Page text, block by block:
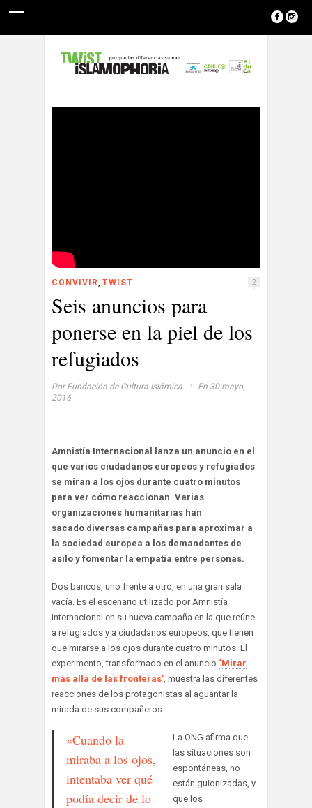
CONVIVIR, TWIST 2
Seis anuncios para
ponerse en la piel de los
refugiados
Por Fundación de Cultura Islámica ·
En 30 mayo,
2016
Amnistía Internacional lanza un anuncio en el
que varios ciudadanos europeos y refugiados
se miran a los ojos durante cuatro minutos
para ver cómo reaccionan. Varias
organizaciones humanitarias han
sacado diversas campañas para aproximar a
la sociedad europea a los demandantes de
asilo y fomentar la empatía entre personas.
Dos bancos, uno frente a otro, en una gran sala
vacía. Es el escenario utilizado por Amnistía
Internacional en su nueva campaña en la que reúne
a refugiados y a ciudadanos europeos, que tienen
que mirarse a los ojos durante cuatro minutos. El
experimento, transformado en el anuncio ‘Mirar
más allá de las fronteras’, muestra las diferentes
reacciones de los protagonistas al aguantar la
mirada de sus compañeros.
«Cuando la
miraba a los ojos,
intentaba ver qué
podía decir de lo
La ONG afirma que
las situaciones son
espontáneas, no
están guionizadas, y
que los